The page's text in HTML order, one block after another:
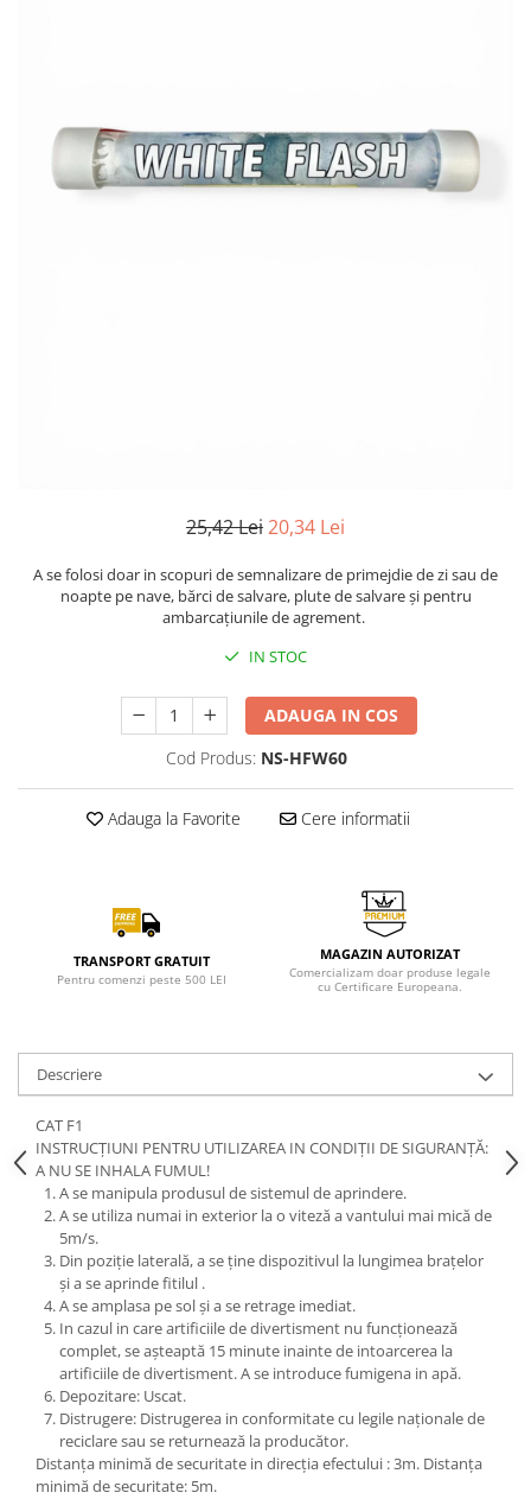
25,42 Lei20,34 Lei
A se folosi doar in scopuri de semnalizare de primejdie de zi sau de
noapte pe nave, bărci de salvare, plute de salvare și pentru
ambarcațiunile de agrement.
IN STOC
ADAUGA IN COS
Cod Produs: NS-HFW60
Adauga la Favorite Cere informatii
TRANSPORT GRATUIT
Pentru comenzi peste 500 LEI
MAGAZIN AUTORIZAT
Comercializam doar produse legale
cu Certificare Europeana.
Descriere
CAT F1
INSTRUCȚIUNI PENTRU UTILIZAREA IN CONDIȚII DE SIGURANȚĂ:
A NU SE INHALA FUMUL!
A se manipula produsul de sistemul de aprindere.
A se utiliza numai in exterior la o viteză a vantului mai mică de
5m/s.
Din poziție laterală, a se ține dispozitivul la lungimea brațelor
și a se aprinde fitilul .
A se amplasa pe sol și a se retrage imediat.
In cazul in care artificiile de divertisment nu funcționează
complet, se așteaptă 15 minute inainte de intoarcerea la
artificiile de divertisment. A se introduce fumigena in apă.
Depozitare: Uscat.
Distrugere: Distrugerea in conformitate cu legile naționale de
reciclare sau se returnează la producător.
Distanța minimă de securitate in direcția efectului : 3m. Distanța
minimă de securitate: 5m.